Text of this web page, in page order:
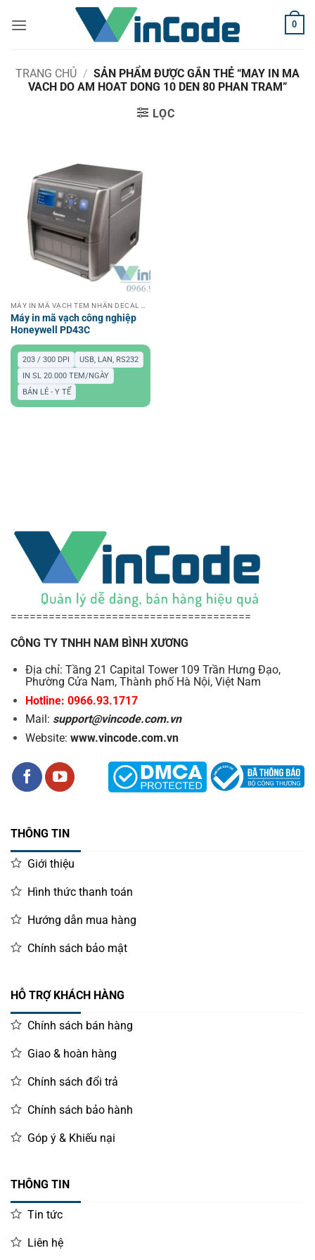
qua
0
TRANG CHỦ / SẢN PHẨM ĐƯỢC GẮN THẺ “MAY IN MA
VACH DO AM HOAT DONG 10 DEN 80 PHAN TRAM”
LỌC
Máy in mã vạch công nghiệp
Honeywell PD43C
203 / 300 DPI
USB, LAN, RS232
IN SL 20.000 TEM/NGÀY
BÁN LẺ - Y TẾ
======================================
CÔNG TY TNHH NAM BÌNH XƯƠNG
Địa chỉ: Tầng 21 Capital Tower 109 Trần Hưng Đạo,
Phường Cửa Nam, Thành phố Hà Nội, Việt Nam
Hotline: 0966.93.1717
Mail: support@vincode.com.vn
Website: www.vincode.com.vn
THÔNG TIN
Giới thiệu
Hình thức thanh toán
Hướng dẫn mua hàng
Chính sách bảo mật
HỖ TRỢ KHÁCH HÀNG
Chính sách bán hàng
Giao & hoàn hàng
Chính sách đổi trả
Chính sách bảo hành
Góp ý & Khiếu nại
THÔNG TIN
Tin tức
Liên hệ